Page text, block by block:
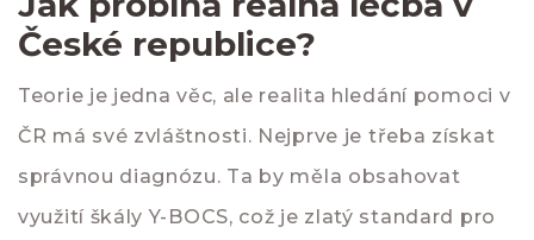
České republice?
Teorie je jedna věc, ale realita hledání pomoci v
ČR má své zvláštnosti. Nejprve je třeba získat
správnou diagnózu. Ta by měla obsahovat
využití škály Y-BOCS, což je zlatý standard pro